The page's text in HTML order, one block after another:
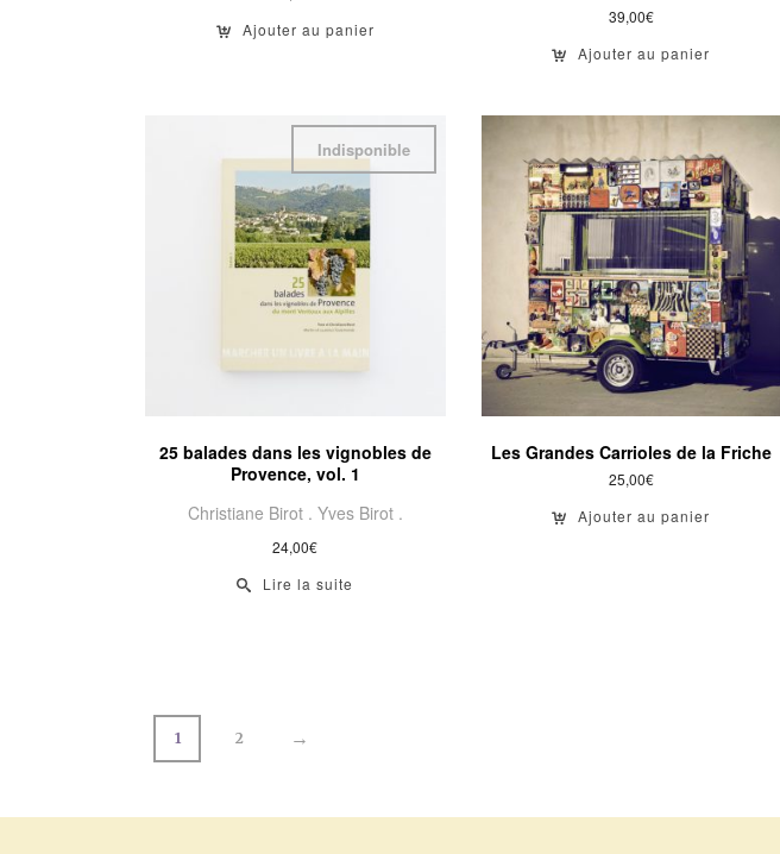
Ajouter au panier
39,00€
Ajouter au panier
25 balades dans les vignobles de
Provence, vol. 1
Indisponible
Christiane Birot . Yves Birot .
24,00€
Lire la suite
Les Grandes Carrioles de la Friche
25,00€
Ajouter au panier
1 2 →